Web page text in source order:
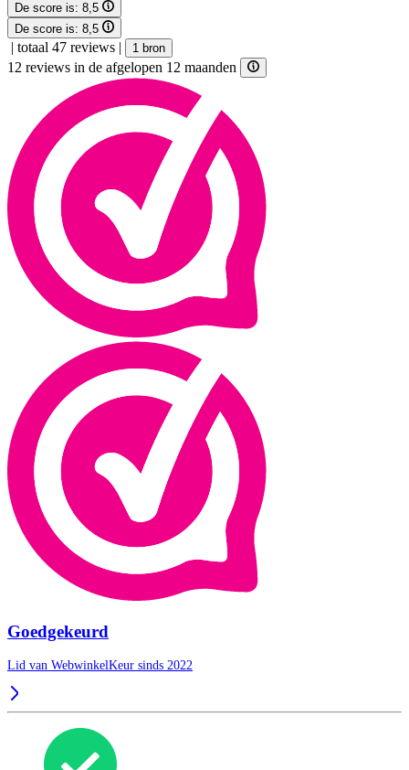
De score is: 8,5
De score is: 8,5
| totaal 47 reviews | 1 bron
12 reviews in de afgelopen 12 maanden
Goedgekeurd
Lid van WebwinkelKeur sinds 2022